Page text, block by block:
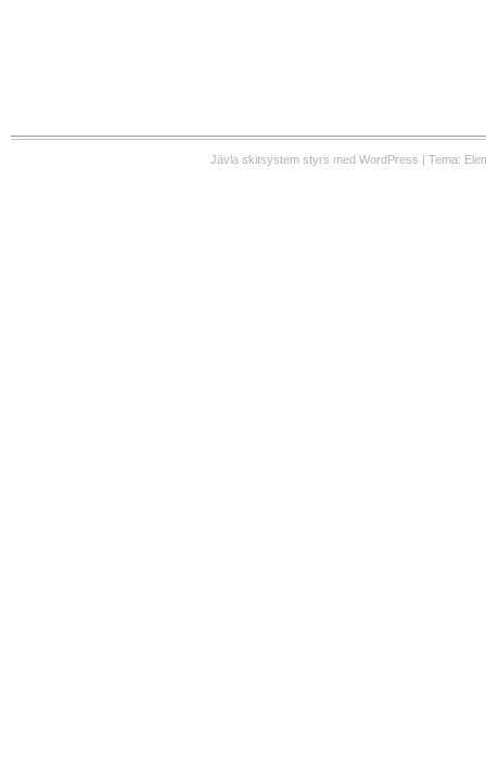
Jävla skitsystem styrs med WordPress | Tema: